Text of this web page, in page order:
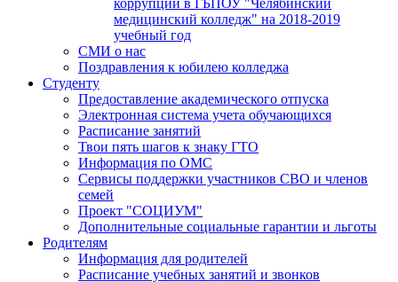
медицинский колледж" на 2018-2019
учебный год
СМИ о нас
Поздравления к юбилею колледжа
Студенту
Предоставление академического отпуска
Электронная система учета обучающихся
Расписание занятий
Твои пять шагов к знаку ГТО
Информация по ОМС
Сервисы поддержки участников СВО и членов
семей
Проект "СОЦИУМ"
Дополнительные социальные гарантии и льготы
Родителям
Информация для родителей
Расписание учебных занятий и звонков